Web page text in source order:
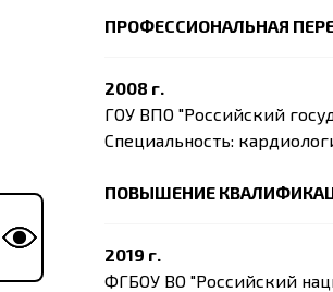
ПРОФЕССИОНАЛЬНАЯ
2008 г.
ГОУ ВПО "Российский
Специальность:
ПОВЫШЕНИЕ
2019 г.
ФГБОУ ВО "Российский